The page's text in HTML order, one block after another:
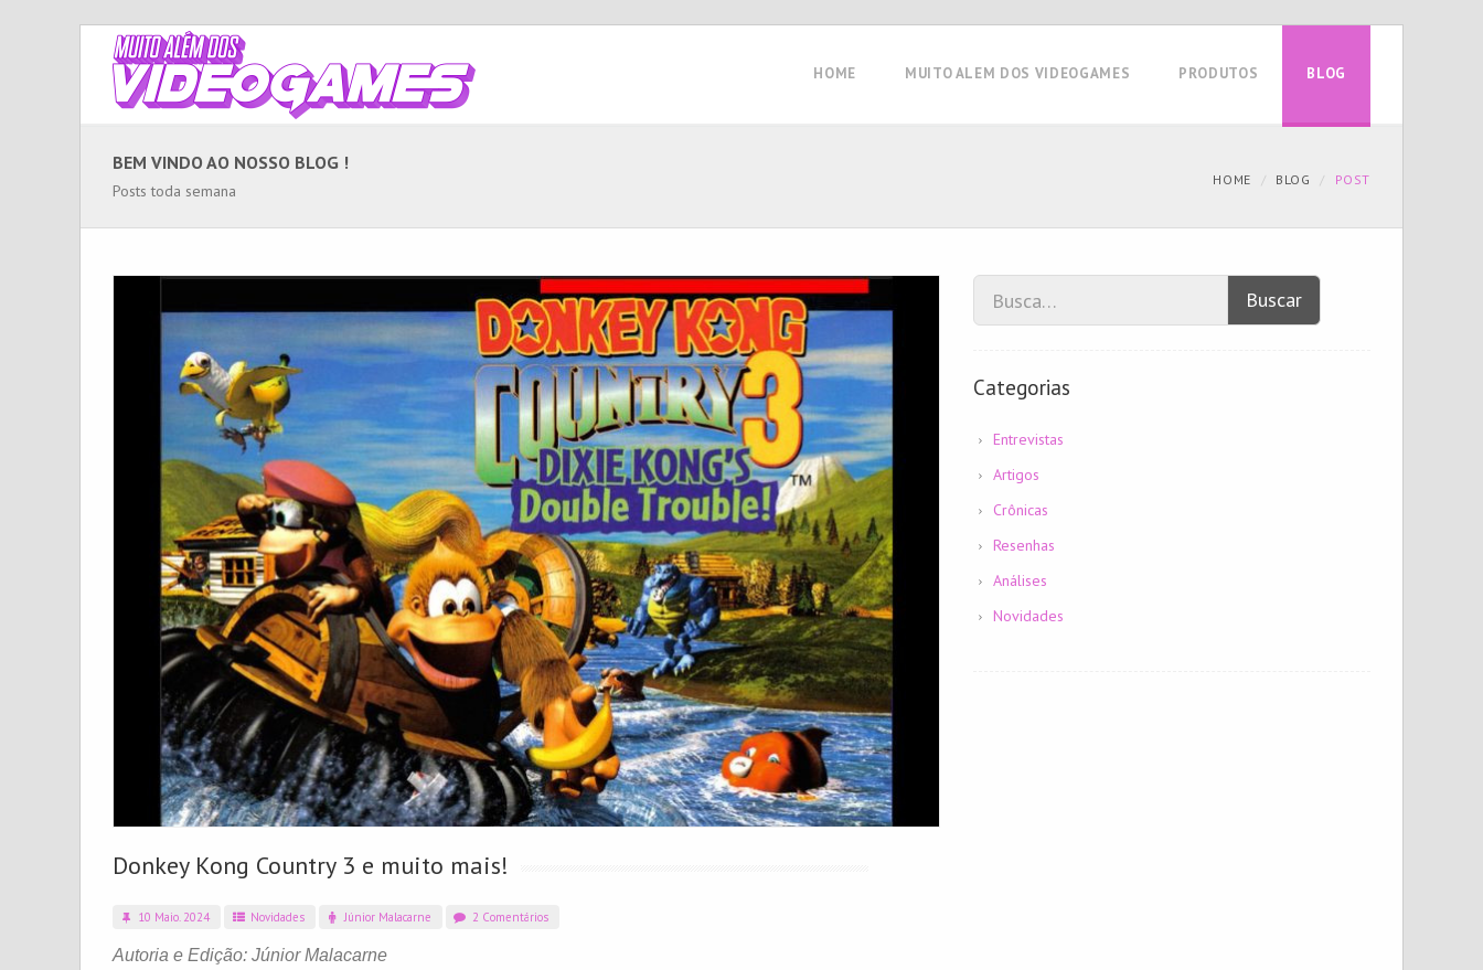
HOME MUITO ALEM DOS VIDEOGAMES PRODUTOS BLOG
BEM VINDO AO NOSSO BLOG !
Posts toda semana
HOME BLOG POST
Donkey Kong Country 3 e muito mais!
10 Maio. 2024 Novidades Júnior Malacarne 2 Comentários
Autoria e Edição: Júnior Malacarne
Buscar
Categorias
Entrevistas
Artigos
Crônicas
Resenhas
Análises
Novidades